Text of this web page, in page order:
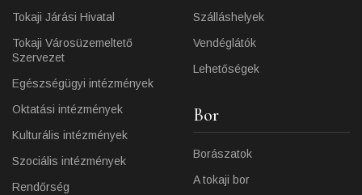
Tokaji Járási Hivatal
Tokaji Városüzemeltető
Szervezet
Egészségügyi intézmények
Oktatási intézmények
Kulturális intézmények
Szociális intézmények
Rendőrség
Szálláshelyek
Vendéglátók
Lehetőségek
Bor
Borászatok
A tokaji bor